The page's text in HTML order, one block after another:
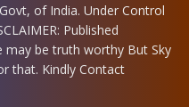
of India. Under Control
Published
may be truth worthy But Sky
that. Kindly Contact